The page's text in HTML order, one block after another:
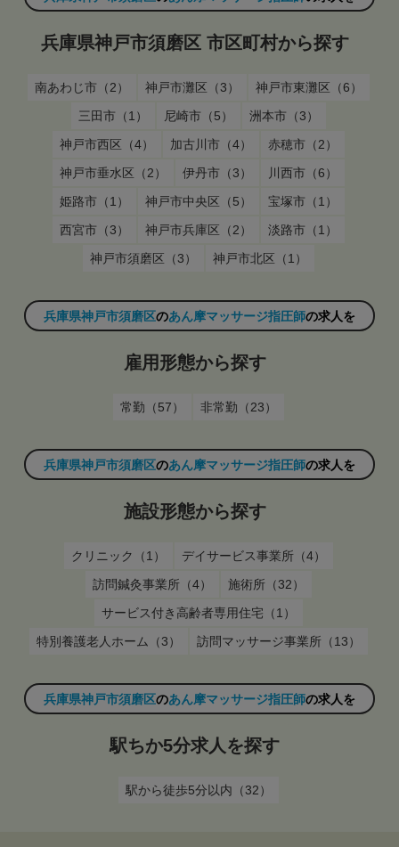
兵庫県神戸市須磨区 市区町村から探す
南あわじ市（2） 神戸市灘区（3）
神戸市東灘区（6）
三田市（1）
尼崎市（5）
洲本市（3）
神戸市西区（4）
加古川市（4）
赤穂市（2）
神戸市垂水区（2）
伊丹市（3）
川西市（6）
姫路市（1）
神戸市中央区（5）
宝塚市（1）
西宮市（3）
神戸市兵庫区（2）
淡路市（1）
神戸市須磨区（3）
神戸市北区（1）
兵庫県神戸市須磨区のあん摩マッサージ指圧師の求人を
雇用形態から探す
常勤（57） 非常勤（23）
兵庫県神戸市須磨区のあん摩マッサージ指圧師の求人を
施設形態から探す
クリニック（1）
デイサービス事業所（4）
訪問鍼灸事業所（4）
施術所（32）
サービス付き高齢者専用住宅（1）
特別養護老人ホーム（3）
訪問マッサージ事業所（13）
兵庫県神戸市須磨区のあん摩マッサージ指圧師の求人を
駅ちか5分求人を探す
駅から徒歩5分以内（32）